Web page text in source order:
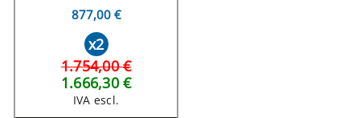
877,00 €
x2
1.754,00 €
1.666,30 €
IVA escl.